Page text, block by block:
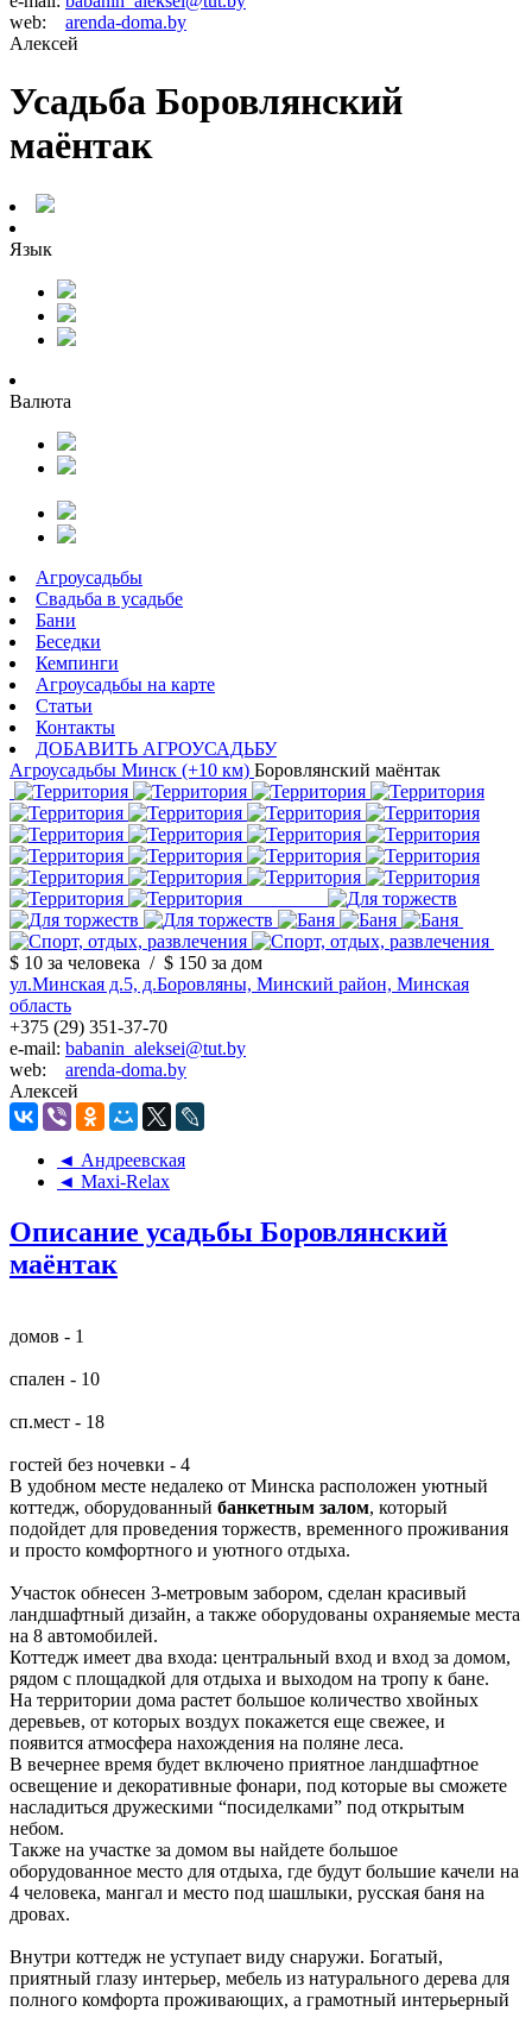
web: arenda-doma.by
Алексей
Усадьба Боровлянский
маёнтак
Язык
Валюта
Агроусадьбы
Свадьба в усадьбе
Бани
Беседки
Кемпинги
Агроусадьбы на карте
Статьи
Контакты
ДОБАВИТЬ АГРОУСАДЬБУ
Агроусадьбы Минск (+10 км) Боровлянский маёнтак
$ 10 за человека / $ 150 за дом
ул.Минская д.5, д.Боровляны, Минский район, Минская
область
+375 (29) 351-37-70
e-mail: babanin_aleksei@tut.by
web: arenda-doma.by
Алексей
◄ Андреевская
◄ Maxi-Relax
Описание усадьбы Боровлянский
маёнтак
домов - 1
спален - 10
сп.мест - 18
гостей без ночевки - 4
В удобном месте недалеко от Минска расположен уютный
коттедж, оборудованный банкетным залом, который
подойдет для проведения торжеств, временного проживания
и просто комфортного и уютного отдыха.
Участок обнесен 3-метровым забором, сделан красивый
ландшафтный дизайн, а также оборудованы охраняемые места
на 8 автомобилей.
Коттедж имеет два входа: центральный вход и вход за домом,
рядом с площадкой для отдыха и выходом на тропу к бане.
На территории дома растет большое количество хвойных
деревьев, от которых воздух покажется еще свежее, и
появится атмосфера нахождения на поляне леса.
В вечернее время будет включено приятное ландшафтное
освещение и декоративные фонари, под которые вы сможете
насладиться дружескими “посиделками” под открытым
небом.
Также на участке за домом вы найдете большое
оборудованное место для отдыха, где будут большие качели на
4 человека, мангал и место под шашлыки, русская баня на
дровах.
Внутри коттедж не уступает виду снаружи. Богатый,
приятный глазу интерьер, мебель из натурального дерева для
полного комфорта проживающих, а грамотный интерьерный